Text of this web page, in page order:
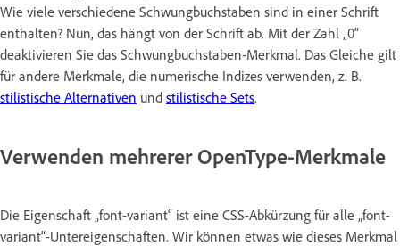
Wie viele verschiedene Schwungbuchstaben sind in einer Schrift
enthalten? Nun, das hängt von der Schrift ab. Mit der Zahl „0“
deaktivieren Sie das Schwungbuchstaben-Merkmal. Das Gleiche gilt
für andere Merkmale, die numerische Indizes verwenden, z. B.
stilistische Alternativen und stilistische Sets.
Verwenden mehrerer OpenType-Merkmale
Die Eigenschaft „font-variant“ ist eine CSS-Abkürzung für alle „font-
variant“-Untereigenschaften. Wir können etwas wie dieses Merkmal